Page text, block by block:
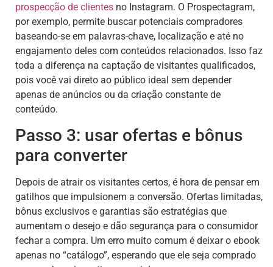
prospecção de clientes no Instagram. O Prospectagram,
por exemplo, permite buscar potenciais compradores
baseando-se em palavras-chave, localização e até no
engajamento deles com conteúdos relacionados. Isso faz
toda a diferença na captação de visitantes qualificados,
pois você vai direto ao público ideal sem depender
apenas de anúncios ou da criação constante de
conteúdo.
Passo 3: usar ofertas e bônus
para converter
Depois de atrair os visitantes certos, é hora de pensar em
gatilhos que impulsionem a conversão. Ofertas limitadas,
bônus exclusivos e garantias são estratégias que
aumentam o desejo e dão segurança para o consumidor
fechar a compra. Um erro muito comum é deixar o ebook
apenas no “catálogo”, esperando que ele seja comprado